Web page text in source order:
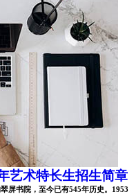
艺术特长生招生简章
屏书院，至今已有545年历史。1953